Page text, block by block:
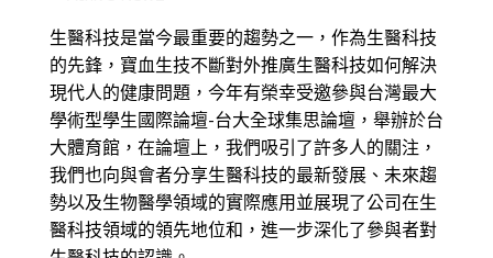
生醫科技是當今最重要的趨勢之一，作為生醫科技
的先鋒，寶血生技不斷對外推廣生醫科技如何解決
現代人的健康問題，今年有榮幸受邀參與台灣最大
學術型學生國際論壇-台大全球集思論壇，舉辦於台
大體育館，在論壇上，我們吸引了許多人的關注，
我們也向與會者分享生醫科技的最新發展、未來趨
勢以及生物醫學領域的實際應用並展現了公司在生
醫科技領域的領先地位和，進一步深化了參與者對